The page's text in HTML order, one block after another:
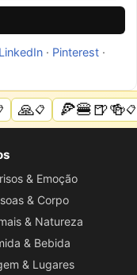
LinkedIn· Pinterest·
🙏📋 🍕🍔🍺🍻📋
& Emoção
& Corpo
& Natureza
& Bebida
& Lugares